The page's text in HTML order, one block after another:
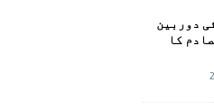
دوربین
کا